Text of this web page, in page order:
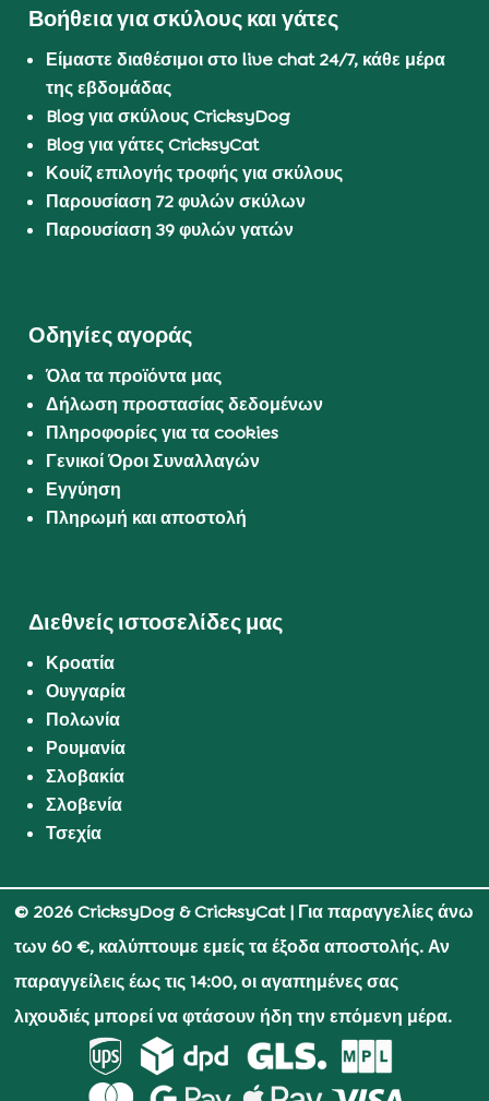
Βοήθεια για σκύλους και γάτες
Είμαστε διαθέσιμοι στο live chat 24/7, κάθε μέρα
της εβδομάδας
Blog για σκύλους CricksyDog
Blog για γάτες CricksyCat
Κουίζ επιλογής τροφής για σκύλους
Παρουσίαση 72 φυλών σκύλων
Παρουσίαση 39 φυλών γατών
Οδηγίες αγοράς
Όλα τα προϊόντα μας
Δήλωση προστασίας δεδομένων
Πληροφορίες για τα cookies
Γενικοί Όροι Συναλλαγών
Εγγύηση
Πληρωμή και αποστολή
Διεθνείς ιστοσελίδες μας
Κροατία
Ουγγαρία
Πολωνία
Ρουμανία
Σλοβακία
Σλοβενία
Τσεχία
© 2026 CricksyDog & CricksyCat| Για παραγγελίες άνω
των 60 €, καλύπτουμε εμείς τα έξοδα αποστολής. Αν
παραγγείλεις έως τις 14:00, οι αγαπημένες σας
λιχουδιές μπορεί να φτάσουν ήδη την επόμενη μέρα.